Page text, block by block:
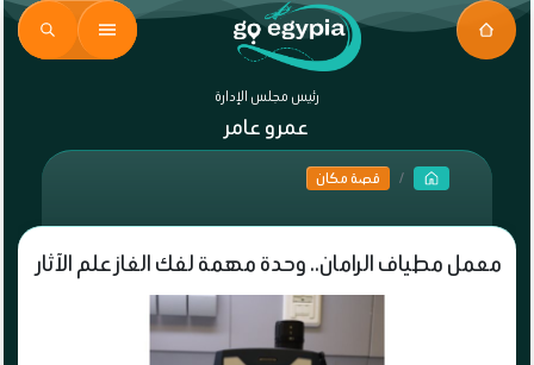
رئيس مجلس الإدارة
عمرو عامر
قصة مكان
معمل مطياف الرامان.. وحدة مهمة لفك الغاز علم الآثار